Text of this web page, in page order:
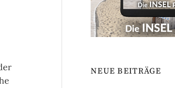
NEUE BEITRÄGE